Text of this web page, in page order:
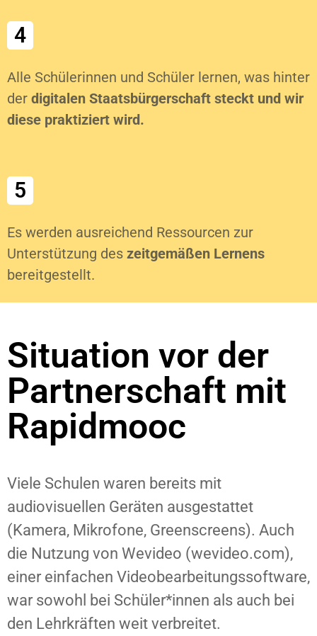
4
Alle Schülerinnen und Schüler lernen, was hinter
der digitalen Staatsbürgerschaft steckt und wir
diese praktiziert wird.
5
Es werden ausreichend Ressourcen zur
Unterstützung des zeitgemäßen Lernens
bereitgestellt.
Situation vor der
Partnerschaft mit
Rapidmooc
Viele Schulen waren bereits mit
audiovisuellen Geräten ausgestattet
(Kamera, Mikrofone, Greenscreens). Auch
die Nutzung von Wevideo (wevideo.com),
einer einfachen Videobearbeitungssoftware,
war sowohl bei Schüler*innen als auch bei
den Lehrkräften weit verbreitet.